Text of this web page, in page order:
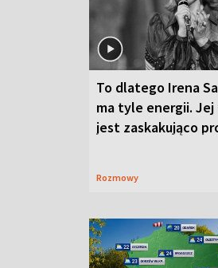
To dlatego Irena
ma tyle energii.
jest zaskakująco
Rozmowy